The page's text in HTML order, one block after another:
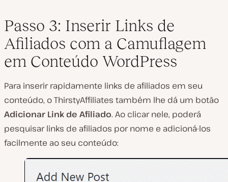
Passo 3: Inserir Links de
Afiliados com a Camuflagem
em Conteúdo WordPress
Para inserir rapidamente links de afiliados em seu
conteúdo, o ThirstyAffiliates também lhe dá um botão
Adicionar Link de Afiliado. Ao clicar nele, poderá
pesquisar links de afiliados por nome e adicioná-los
facilmente ao seu conteúdo: